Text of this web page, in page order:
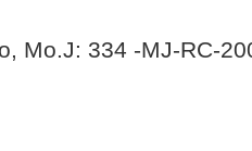
Mo.J: 334 -MJ-RC-